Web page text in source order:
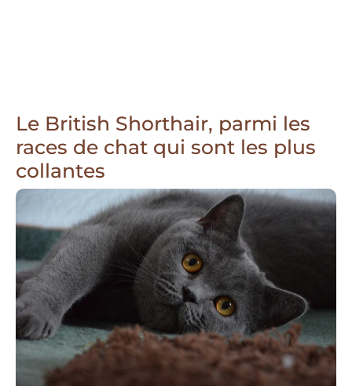
Le British Shorthair, parmi les
races de chat qui sont les plus
collantes